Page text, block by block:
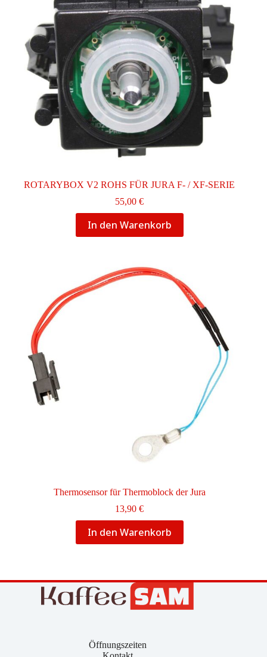
ROTARYBOX V2 ROHS FÜR JURA F- / XF-SERIE
55,00€
In den Warenkorb
Thermosensor für Thermoblock der Jura
13,90€
In den Warenkorb
Öffnungszeiten